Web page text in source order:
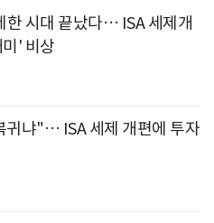
한 시대 끝났다… ISA 세제개
' 비상
귀냐"… ISA 세제 개편에 투자